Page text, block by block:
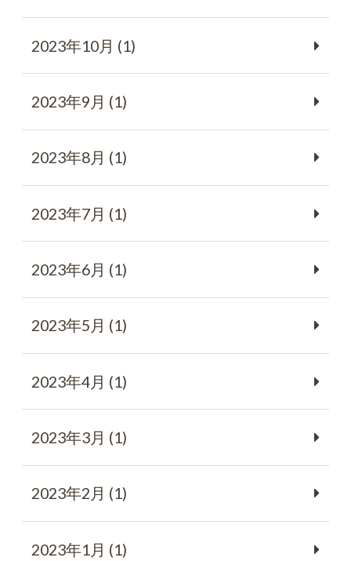
2023年10月 (1)
2023年9月 (1)
2023年8月 (1)
2023年7月 (1)
2023年6月 (1)
2023年5月 (1)
2023年4月 (1)
2023年3月 (1)
2023年2月 (1)
2023年1月 (1)